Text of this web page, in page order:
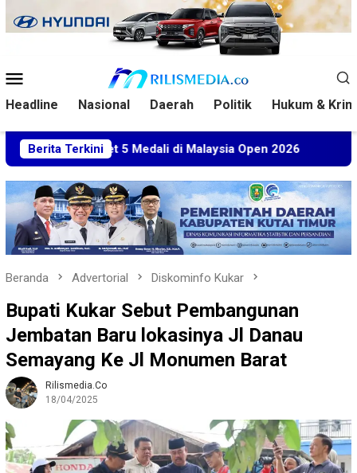
ke
Mobile
Headline Nasional Daerah Politik Hukum &
Berita Terkini
Sabet 5 Medali di Malaysia Open 2026 Kuasa
Beranda Advertorial Diskominfo Kukar
Bupati Kukar Sebut Pembangunan
Jembatan Baru lokasinya Jl Danau
Semayang Ke Jl Monumen Barat
Rilismedia.co
18/04/2025